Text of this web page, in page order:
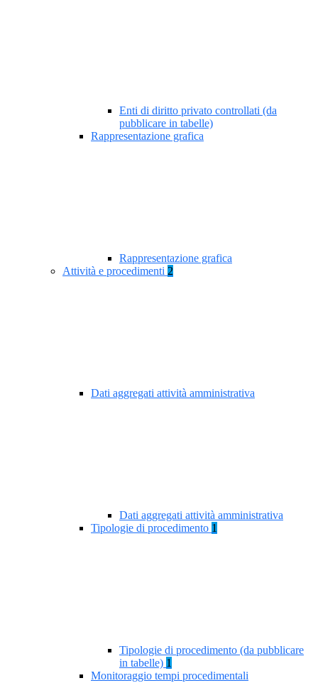
Enti di diritto privato controllati (da
pubblicare in tabelle)
Rappresentazione grafica
Rappresentazione grafica
Attività e procedimenti 2
Dati aggregati attività amministrativa
Dati aggregati attività amministrativa
Tipologie di procedimento 1
Tipologie di procedimento (da pubblicare
in tabelle) 1
Monitoraggio tempi procedimentali